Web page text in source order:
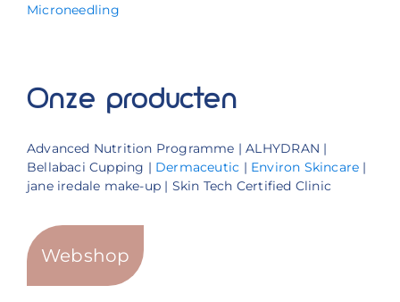
Microneedling
Onze producten
Advanced Nutrition Programme | ALHYDRAN |
Bellabaci Cupping | Dermaceutic | Environ Skincare |
jane iredale make-up | Skin Tech Certified Clinic
Webshop